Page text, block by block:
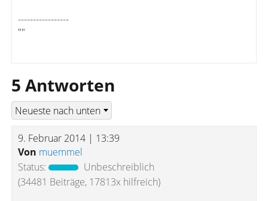
-----------------
""
5 Antworten
9. Februar 2014 | 13:39
Von muemmel
Status:
Unbeschreiblich
(34481 Beiträge, 17813x hilfreich)